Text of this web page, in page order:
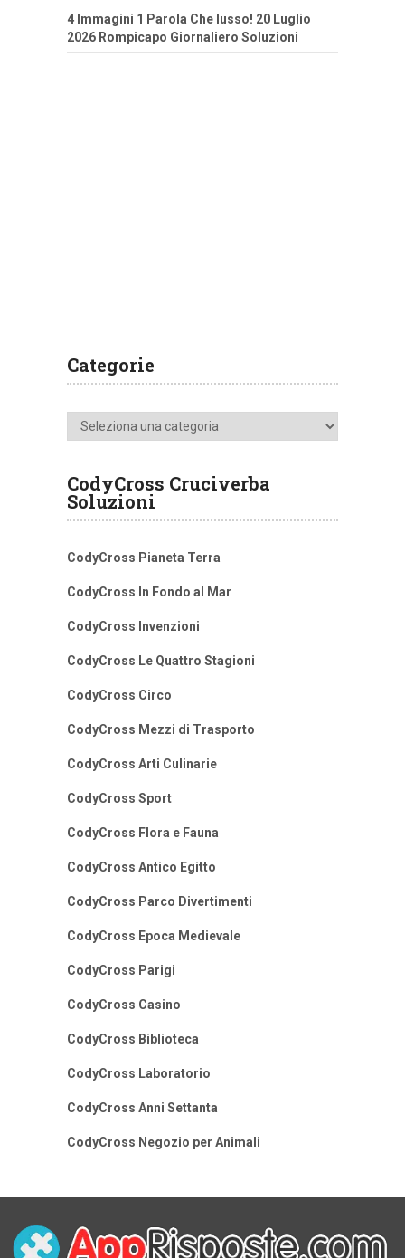
4 Immagini 1 Parola Che lusso! 20 Luglio
2026 Rompicapo Giornaliero Soluzioni
Categorie
Categorie
CodyCross Cruciverba
Soluzioni
CodyCross Pianeta Terra
CodyCross In Fondo al Mar
CodyCross Invenzioni
CodyCross Le Quattro Stagioni
CodyCross Circo
CodyCross Mezzi di Trasporto
CodyCross Arti Culinarie
CodyCross Sport
CodyCross Flora e Fauna
CodyCross Antico Egitto
CodyCross Parco Divertimenti
CodyCross Epoca Medievale
CodyCross Parigi
CodyCross Casino
CodyCross Biblioteca
CodyCross Laboratorio
CodyCross Anni Settanta
CodyCross Negozio per Animali